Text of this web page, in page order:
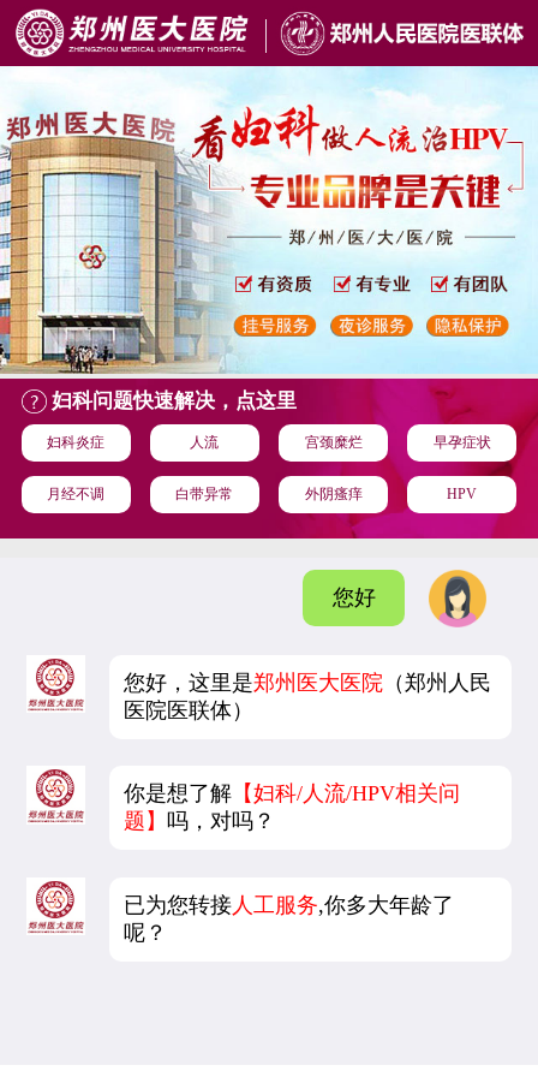
妇科问题快速解决，点这里
妇科炎症 人流 宫颈糜烂 早孕症状
月经不调 白带异常 外阴瘙痒 HPV
您好
您好，这里是郑州医大医院 （郑州人民
医院医联体）
你是想了解 【妇科/人流/HPV相关问
题】吗，对吗？
已为您转接 人工服务,你多大年龄了
呢？